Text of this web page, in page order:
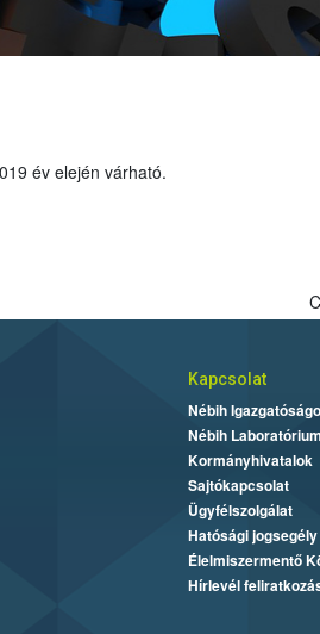
év elején várható.
Kapcsolat
Nébih
Nébih
Kormányhivatalok
Sajtókapcsolat
Ügyfélszolgálat
Hatósági jogsegély
Élelmiszermentő
Hírlevél